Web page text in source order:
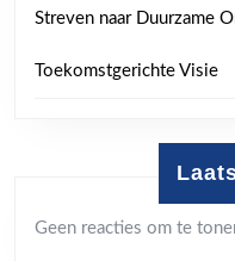
Streven naar Duurzame
Toekomstgerichte Visie
Geen reacties om te